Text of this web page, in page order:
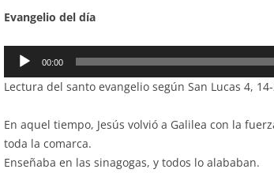
Evangelio del día
Reproductor
audio
00:00
Lectura del santo evangelio según San Lucas 4,
En aquel tiempo, Jesús volvió a Galilea con la
toda la comarca.
Enseñaba en las sinagogas, y todos lo alababan.